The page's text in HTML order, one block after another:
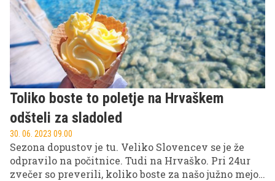
Toliko boste to poletje na Hrvaškem
odšteli za sladoled
30. 06. 2023 09.00
Sezona dopustov je tu. Veliko Slovencev se je že
odpravilo na počitnice. Tudi na Hrvaško. Pri 24ur
zvečer so preverili, koliko boste za našo južno mejo